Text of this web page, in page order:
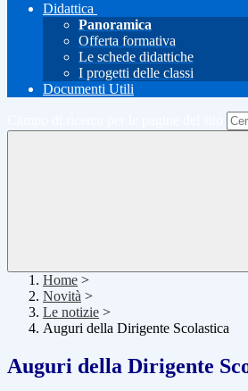
Didattica
Panoramica
Offerta formativa
Le schede didattiche
I progetti delle classi
Documenti Utili
Home >
Novità >
Le notizie >
Auguri della Dirigente Scolastica
Auguri della Dirigente